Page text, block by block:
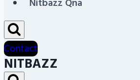
Contact
NITBAZZ